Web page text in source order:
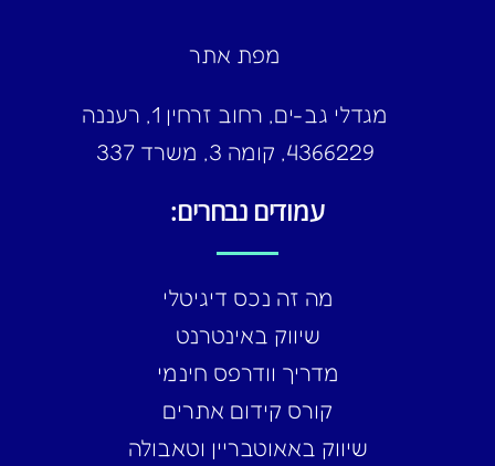
עמודים נבחרים:
מה זה נכס דיגיטלי
שיווק באינטרנט
מדריך וודרפס חינמי
קורס קידום אתרים
שיווק באאוטבריין וטאבולה
מפת אתר
מגדלי גב-ים, רחוב זרחין 1, רעננה
4366229, קומה 3, משרד 337